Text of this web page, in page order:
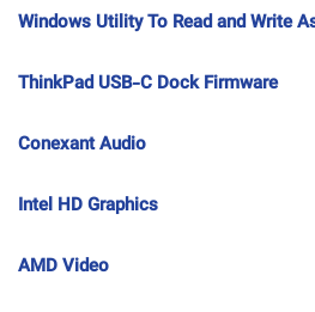
Windows Utility To Read and Write
ThinkPad USB-C Dock Firmware
Conexant Audio
Intel HD Graphics
AMD Video